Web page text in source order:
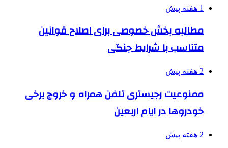
1 هفته پیش
مطالبه بخش خصوصی برای اصلاح قوانین
متناسب با شرایط جنگی
2 هفته پیش
ممنوعیت رجیستری تلفن همراه و خروج برخی
خودروها در ایام اربعین
2 هفته پیش